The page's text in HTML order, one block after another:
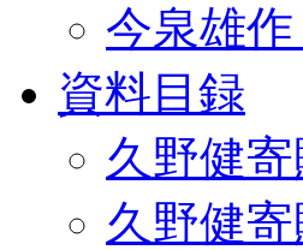
今泉雄作
資料目録
久野健
久野健